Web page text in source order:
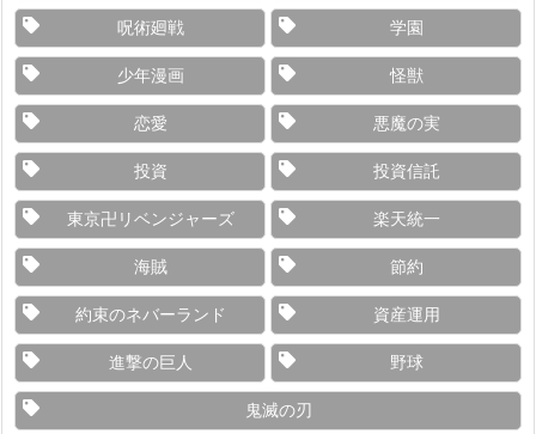
呪術廻戦 学園
少年漫画 怪獣
恋愛 悪魔の実
投資 投資信託
東京卍リベンジャーズ 楽天統一
海賊 節約
約束のネバーランド 資産運用
進撃の巨人 野球
鬼滅の刃